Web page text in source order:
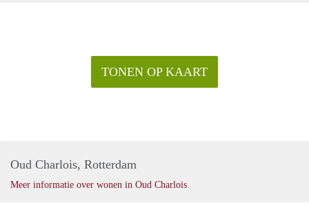
TONEN OP KAART
Oud Charlois, Rotterdam
Meer informatie over wonen in Oud Charlois